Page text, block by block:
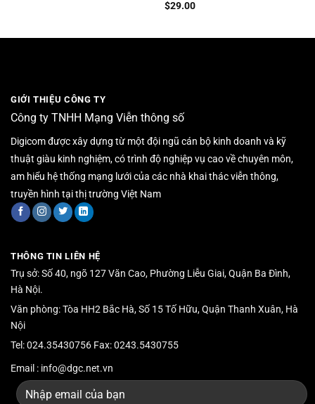
$29.00
GIỚI THIỆU CÔNG TY
Công ty TNHH Mạng Viễn thông số
Digicom được xây dựng từ một đội ngũ cán bộ kinh doanh và kỹ
thuật giàu kinh nghiệm, có trình độ nghiệp vụ cao về chuyên môn,
am hiểu hệ thống mạng lưới của các nhà khai thác viễn thông,
truyền hình tại thị trường Việt Nam
THÔNG TIN LIÊN HỆ
Trụ sở: Số 40, ngõ 127 Văn Cao, Phường Liễu Giai, Quận Ba Đình,
Hà Nội.
Văn phòng: Tòa HH2 Bắc Hà, Số 15 Tố Hữu, Quận Thanh Xuân, Hà
Nội
Tel: 024.35430756 Fax: 0243.5430755
Email : info@dgc.net.vn